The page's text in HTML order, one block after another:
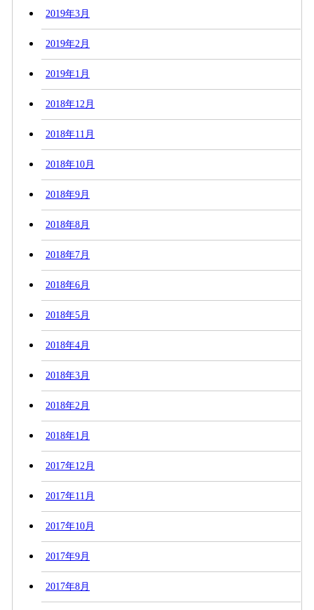
2019年3月
2019年2月
2019年1月
2018年12月
2018年11月
2018年10月
2018年9月
2018年8月
2018年7月
2018年6月
2018年5月
2018年4月
2018年3月
2018年2月
2018年1月
2017年12月
2017年11月
2017年10月
2017年9月
2017年8月